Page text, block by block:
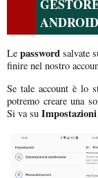
ANDROID
Le password salvate
finire nel nostro
Se tale account è lo
potremo creare una
Si va su